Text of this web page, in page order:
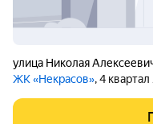
улица Николая
ЖК «Некрасов», 4